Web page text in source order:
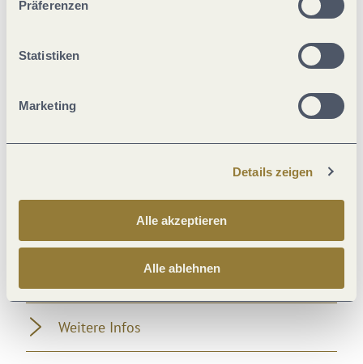
Präferenzen
Statistiken
Marketing
Details zeigen
Alle akzeptieren
Alle ablehnen
Fremdsprachen
Weitere Infos